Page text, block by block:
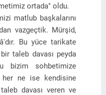
ortada" oldu.
matlub başkalarını
vazgeçtik. Mürşid,
Bu yüce tarikate
taleb davası peyda
bizim sohbetimize
ne ise kendisine
davası veren ve